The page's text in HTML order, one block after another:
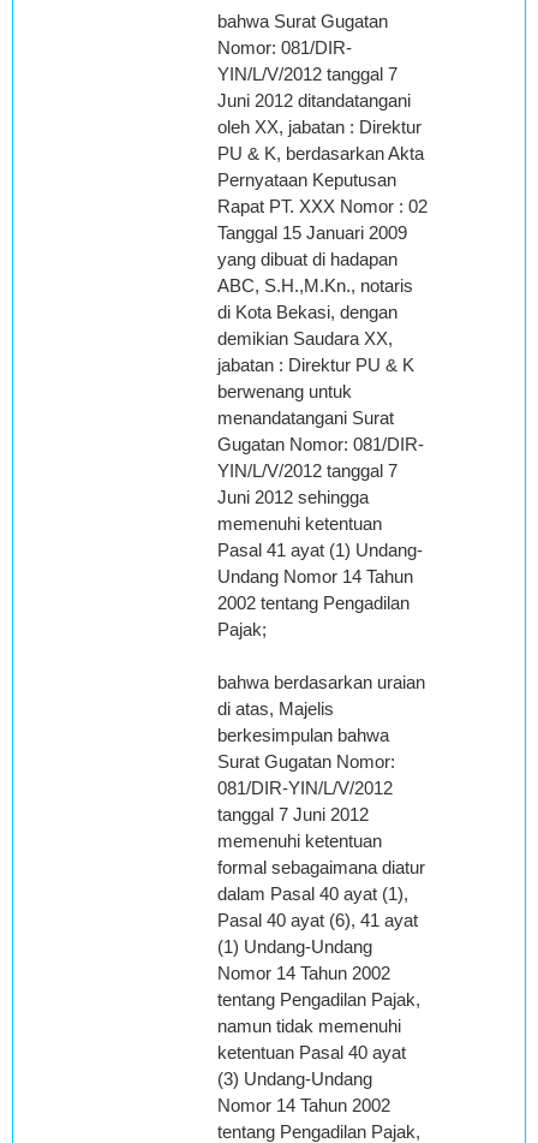
bahwa Surat Gugatan
Nomor: 081/DIR-
YIN/L/V/2012 tanggal 7
Juni 2012 ditandatangani
oleh XX, jabatan : Direktur
PU & K, berdasarkan Akta
Pernyataan Keputusan
Rapat PT. XXX Nomor : 02
Tanggal 15 Januari 2009
yang dibuat di hadapan
ABC, S.H.,M.Kn., notaris
di Kota Bekasi, dengan
demikian Saudara XX,
jabatan : Direktur PU & K
berwenang untuk
menandatangani Surat
Gugatan Nomor: 081/DIR-
YIN/L/V/2012 tanggal 7
Juni 2012 sehingga
memenuhi ketentuan
Pasal 41 ayat (1) Undang-
Undang Nomor 14 Tahun
2002 tentang Pengadilan
Pajak;
bahwa berdasarkan uraian
di atas, Majelis
berkesimpulan bahwa
Surat Gugatan Nomor:
081/DIR-YIN/L/V/2012
tanggal 7 Juni 2012
memenuhi ketentuan
formal sebagaimana diatur
dalam Pasal 40 ayat (1),
Pasal 40 ayat (6), 41 ayat
(1) Undang-Undang
Nomor 14 Tahun 2002
tentang Pengadilan Pajak,
namun tidak memenuhi
ketentuan Pasal 40 ayat
(3) Undang-Undang
Nomor 14 Tahun 2002
tentang Pengadilan Pajak,